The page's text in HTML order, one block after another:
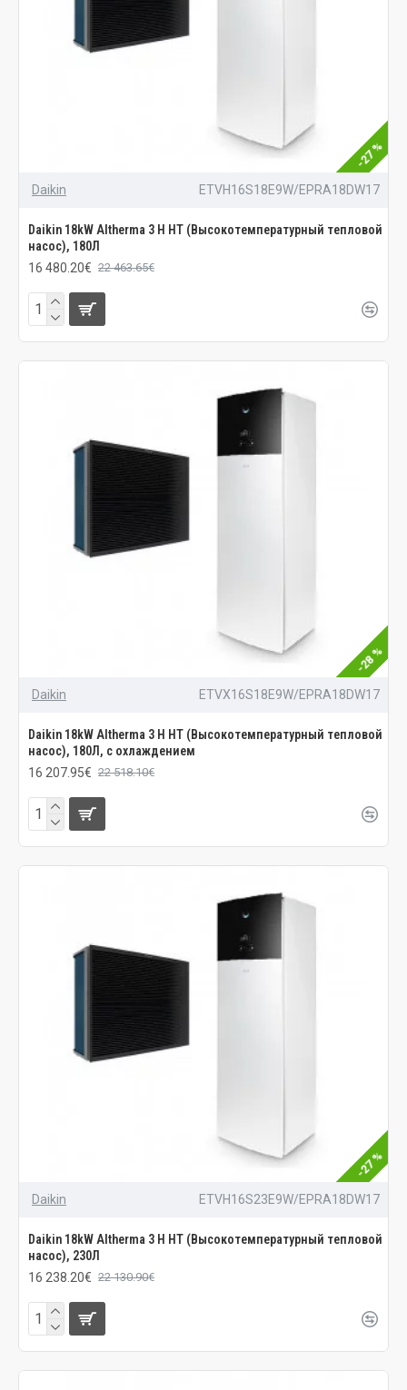
-27 %
Daikin ETVH16S18E9W/EPRA18DW17
Daikin 18kW Altherma 3 H HT (Высокотемпературный тепловой
насос), 180Л
16 480.20€ 22 463.65€
-28 %
Daikin ETVX16S18E9W/EPRA18DW17
Daikin 18kW Altherma 3 H HT (Высокотемпературный тепловой
насос), 180Л, с охлаждением
16 207.95€ 22 518.10€
-27 %
Daikin ETVH16S23E9W/EPRA18DW17
Daikin 18kW Altherma 3 H HT (Высокотемпературный тепловой
насос), 230Л
16 238.20€ 22 130.90€